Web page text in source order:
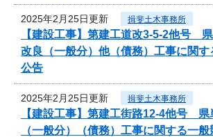
2025年2月25日更新 揖斐土木事務所
【建設工事】第建工道改3-5-2他号
改良（一般分）他（債務）工事に関
公告
2025年2月25日更新 揖斐土木事務所
【建設工事】第建工街路12-4他号
（一般分）（債務）工事に関する一